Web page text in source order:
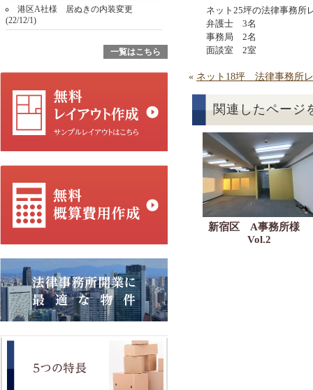
ネット25坪の法律事務所
弁護士 3名
事務局 2名
面談室 2室
« ネット18坪 法律事務所
関連したページ
新宿区 A事務所様
Vol.2
港区A社様 居ぬきの内装変更
(22/12/1)
一覧はこちら